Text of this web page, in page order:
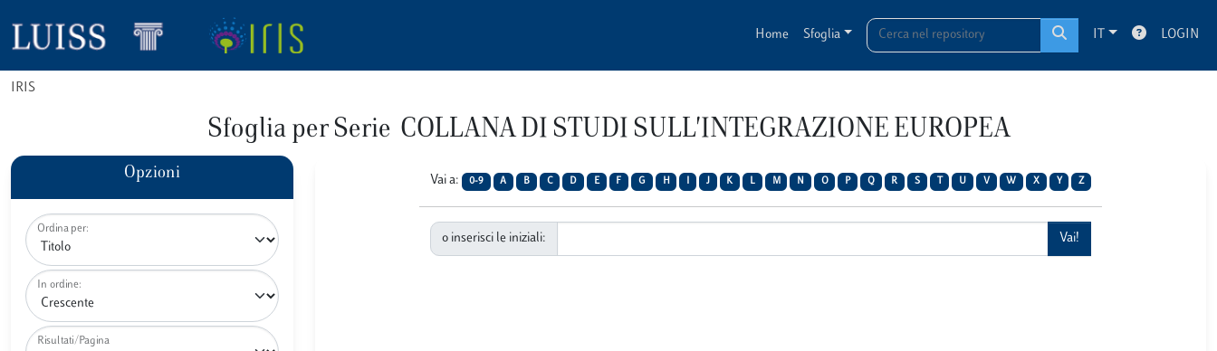
Home Sfoglia IT LOGIN
IRIS
Sfoglia per Serie COLLANA DI STUDI SULL'INTEGRAZIONE EUROPEA
Opzioni
Ordina per:
In ordine:
Risultati/Pagina
Vai a: 0-9 A B C D E F G H J K L M N O P Q R S U V W X Y Z
o inserisci le iniziali: